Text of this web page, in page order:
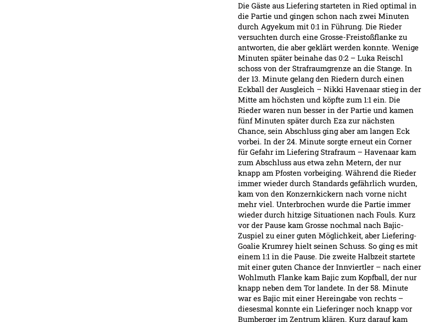
Die Gäste aus Liefering starteten in Ried optimal in
die Partie und gingen schon nach zwei Minuten
durch Agyekum mit 0:1 in Führung. Die Rieder
versuchten durch eine Grosse-Freistoßflanke zu
antworten, die aber geklärt werden konnte. Wenige
Minuten später beinahe das 0:2 – Luka Reischl
schoss von der Strafraumgrenze an die Stange. In
der 13. Minute gelang den Riedern durch einen
Eckball der Ausgleich – Nikki Havenaar stieg in der
Mitte am höchsten und köpfte zum 1:1 ein. Die
Rieder waren nun besser in der Partie und kamen
fünf Minuten später durch Eza zur nächsten
Chance, sein Abschluss ging aber am langen Eck
vorbei. In der 24. Minute sorgte erneut ein Corner
für Gefahr im Liefering Strafraum – Havenaar kam
zum Abschluss aus etwa zehn Metern, der nur
knapp am Pfosten vorbeiging. Während die Rieder
immer wieder durch Standards gefährlich wurden,
kam von den Konzernkickern nach vorne nicht
mehr viel. Unterbrochen wurde die Partie immer
wieder durch hitzige Situationen nach Fouls. Kurz
vor der Pause kam Grosse nochmal nach Bajic-
Zuspiel zu einer guten Möglichkeit, aber Liefering-
Goalie Krumrey hielt seinen Schuss. So ging es mit
einem 1:1 in die Pause. Die zweite Halbzeit startete
mit einer guten Chance der Innviertler – nach einer
Wohlmuth Flanke kam Bajic zum Kopfball, der nur
knapp neben dem Tor landete. In der 58. Minute
war es Bajic mit einer Hereingabe von rechts –
diesesmal konnte ein Lieferinger noch knapp vor
Bumberger im Zentrum klären. Kurz darauf kam